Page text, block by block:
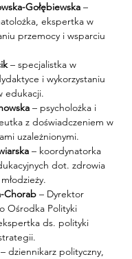
Gołębiewska –
ekspertka w
przemocy i wsparciu
– specjalistka w
i wykorzystaniu
edukacji.
– psycholożka i
z doświadczeniem w
uzależnionymi.
– koordynatorka
dot. zdrowia
Chorab – Dyrektor
Ośrodka Polityki
ds. polityki
– dziennikarz polityczny,